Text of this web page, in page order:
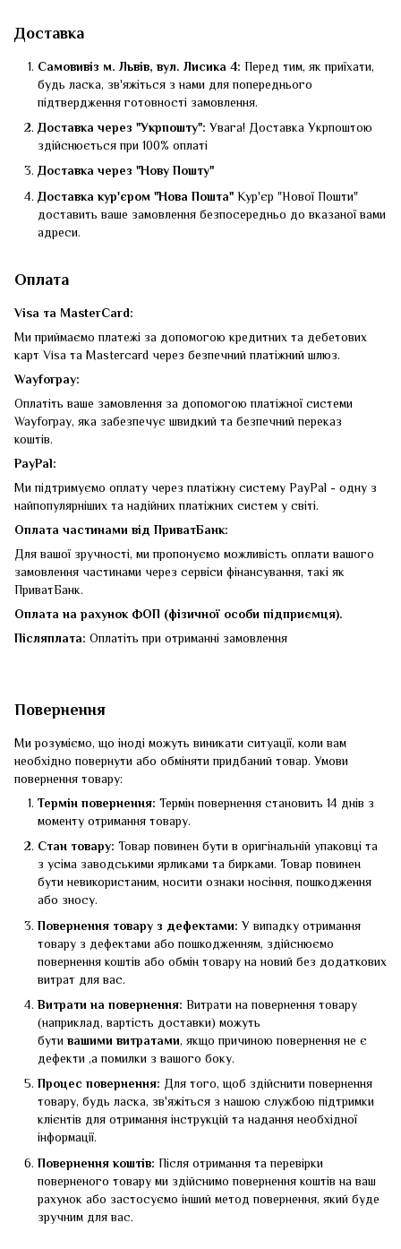
Доставка
Самовивіз м. Львів, вул. Лисика 4: Перед тим, як приїхати,
будь ласка, зв'яжіться з нами для попереднього
підтвердження готовності замовлення.
Доставка через "Укрпошту":Увага! Доставка Укрпоштою
здійснюється при 100% оплаті
Доставка через "Нову Пошту"
Доставка кур'єром "Нова Пошта"Кур'єр "Нової Пошти"
доставить ваше замовлення безпосередньо до вказаної вами
адреси.
Оплата
Visa та MasterCard:
Ми приймаємо платежі за допомогою кредитних та дебетових
карт Visa та Mastercard через безпечний платіжний шлюз.
Wayforpay:
Оплатіть ваше замовлення за допомогою платіжної системи
Wayforpay, яка забезпечує швидкий та безпечний переказ
коштів.
PayPal:
Ми підтримуємо оплату через платіжну систему PayPal - одну з
найпопулярніших та надійних платіжних систем у світі.
Оплата частинами від ПриватБанк:
Для вашої зручності, ми пропонуємо можливість оплати вашого
замовлення частинами через сервіси фінансування, такі як
ПриватБанк.
Оплата на рахунок ФОП (фізичної особи підприємця).
Післяплата: Оплатіть при отриманні замовлення
Повернення
Ми розуміємо, що іноді можуть виникати ситуації, коли вам
необхідно повернути або обміняти придбаний товар. Умови
повернення товару:
Термін повернення: Термін повернення становить 14 днів з
моменту отримання товару.
Стан товару: Товар повинен бути в оригінальній упаковці та
з усіма заводськими ярликами та бирками. Товар повинен
бути невикористаним, носити ознаки носіння, пошкодження
або зносу.
Повернення товару з дефектами:У випадку отримання
товару з дефектами або пошкодженням, здійснюємо
повернення коштів або обмін товару на новий без додаткових
витрат для вас.
Витрати на повернення: Витрати на повернення товару
(наприклад, вартість доставки) можуть
бути вашими витратами, якщо причиною повернення не є
дефекти ,а помилки з вашого боку.
Процес повернення: Для того, щоб здійснити повернення
товару, будь ласка, зв'яжіться з нашою службою підтримки
клієнтів для отримання інструкцій та надання необхідної
інформації.
Повернення коштів: Після отримання та перевірки
поверненого товару ми здійснимо повернення коштів на ваш
рахунок або застосуємо інший метод повернення, який буде
зручним для вас.